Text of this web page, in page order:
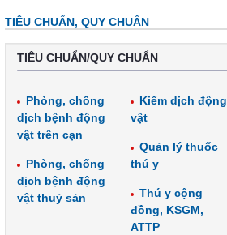
TIÊU CHUẨN, QUY CHUẨN
TIÊU CHUẨN/QUY CHUẨN
Phòng, chống
dịch bệnh động
vật trên cạn
Phòng, chống
dịch bệnh động
vật thuỷ sản
Kiểm dịch động
vật
Quản lý thuốc
thú y
Thú y cộng
đồng, KSGM,
ATTP